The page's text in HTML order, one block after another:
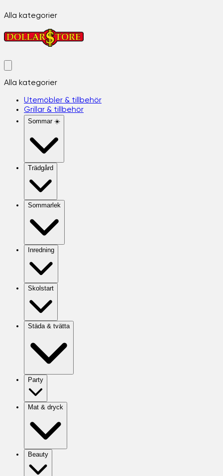
Alla kategorier
Alla kategorier
Utemöbler & tillbehör
Grillar & tillbehör
Sommar ☀️
Trädgård
Sommarlek
Inredning
Skolstart
Städa & tvätta
Party
Mat & dryck
Beauty